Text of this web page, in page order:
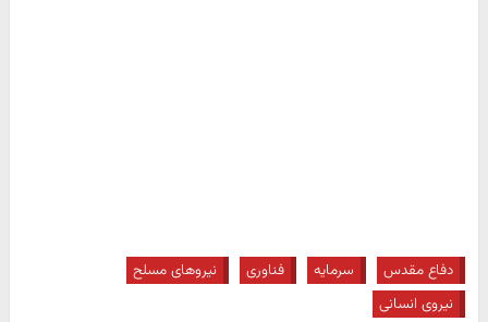
دفاع مقدس سرمایه فناوری
نیروهای مسلح
نیروی انسانی